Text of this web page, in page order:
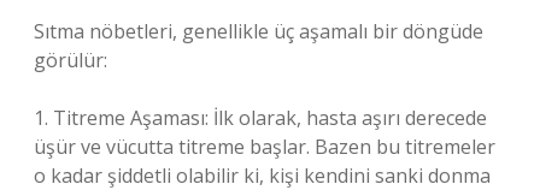
Sıtma nöbetleri, genellikle üç aşamalı bir döngüde
görülür:
1. Titreme Aşaması: İlk olarak, hasta aşırı derecede
üşür ve vücutta titreme başlar. Bazen bu titremeler
o kadar şiddetli olabilir ki, kişi kendini sanki donma